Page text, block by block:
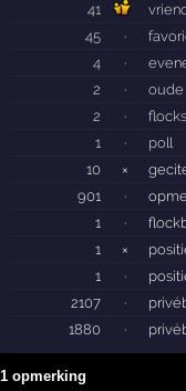
41
45
·
4
·
2
·
oude
2
·
flocks
1
·
poll
10
×
901
·
1
·
1 ×
1
·
2107
·
1880
·
1 opmerking